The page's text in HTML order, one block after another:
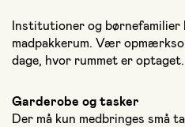
Institutioner og børnefamilier
madpakkerum. Vær
dage, hvor rummet er optaget.
Garderobe og tasker
Der må kun medbringes små